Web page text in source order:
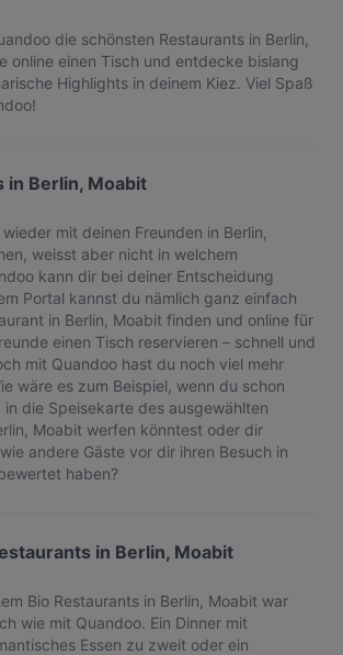
die schönsten Restaurants in Berlin,
online einen Tisch und entdecke bislang
Highlights in deinem Kiez. Viel Spaß
in Berlin, Moabit
mit deinen Freunden in Berlin,
weisst aber nicht in welchem
kann dir bei deiner Entscheidung
Portal kannst du nämlich ganz einfach
in Berlin, Moabit finden und online für
einen Tisch reservieren – schnell und
mit Quandoo hast du noch viel mehr
wäre es zum Beispiel, wenn du schon
in die Speisekarte des ausgewählten
Moabit werfen könntest oder dir
andere Gäste vor dir ihren Besuch in
haben?
in Berlin, Moabit
Bio Restaurants in Berlin, Moabit war
wie mit Quandoo. Ein Dinner mit
Essen zu zweit oder ein